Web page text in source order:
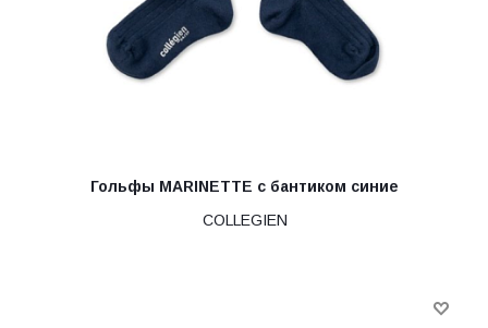
Гольфы MARINETTE с бантиком синие
COLLEGIEN